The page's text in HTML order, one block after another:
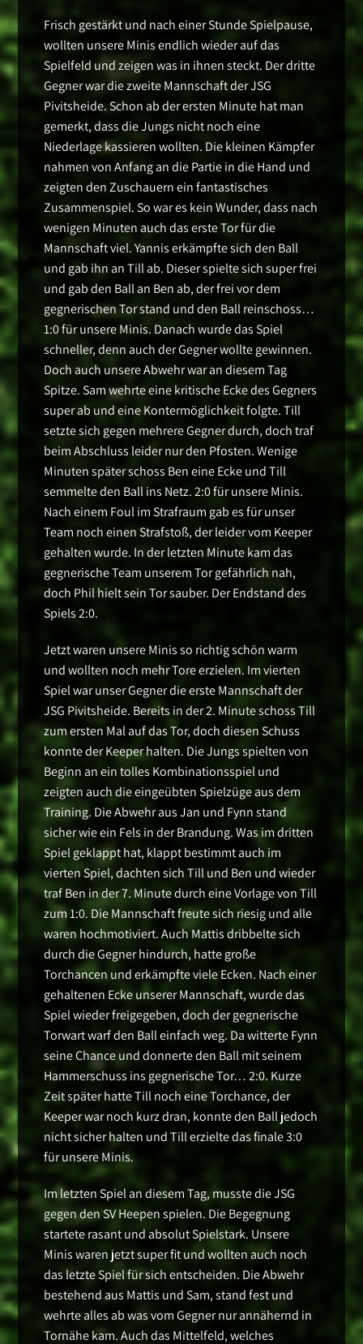
Frisch gestärkt und nach einer Stunde Spielpause,
wollten unsere Minis endlich wieder auf das
Spielfeld und zeigen was in ihnen steckt. Der dritte
Gegner war die zweite Mannschaft der JSG
Pivitsheide. Schon ab der ersten Minute hat man
gemerkt, dass die Jungs nicht noch eine
Niederlage kassieren wollten. Die kleinen Kämpfer
nahmen von Anfang an die Partie in die Hand und
zeigten den Zuschauern ein fantastisches
Zusammenspiel. So war es kein Wunder, dass nach
wenigen Minuten auch das erste Tor für die
Mannschaft viel. Yannis erkämpfte sich den Ball
und gab ihn an Till ab. Dieser spielte sich super frei
und gab den Ball an Ben ab, der frei vor dem
gegnerischen Tor stand und den Ball reinschoss…
1:0 für unsere Minis. Danach wurde das Spiel
schneller, denn auch der Gegner wollte gewinnen.
Doch auch unsere Abwehr war an diesem Tag
Spitze. Sam wehrte eine kritische Ecke des Gegners
super ab und eine Kontermöglichkeit folgte. Till
setzte sich gegen mehrere Gegner durch, doch traf
beim Abschluss leider nur den Pfosten. Wenige
Minuten später schoss Ben eine Ecke und Till
semmelte den Ball ins Netz. 2:0 für unsere Minis.
Nach einem Foul im Strafraum gab es für unser
Team noch einen Strafstoß, der leider vom Keeper
gehalten wurde. In der letzten Minute kam das
gegnerische Team unserem Tor gefährlich nah,
doch Phil hielt sein Tor sauber. Der Endstand des
Spiels 2:0.
Jetzt waren unsere Minis so richtig schön warm
und wollten noch mehr Tore erzielen. Im vierten
Spiel war unser Gegner die erste Mannschaft der
JSG Pivitsheide. Bereits in der 2. Minute schoss Till
zum ersten Mal auf das Tor, doch diesen Schuss
konnte der Keeper halten. Die Jungs spielten von
Beginn an ein tolles Kombinationsspiel und
zeigten auch die eingeübten Spielzüge aus dem
Training. Die Abwehr aus Jan und Fynn stand
sicher wie ein Fels in der Brandung. Was im dritten
Spiel geklappt hat, klappt bestimmt auch im
vierten Spiel, dachten sich Till und Ben und wieder
traf Ben in der 7. Minute durch eine Vorlage von Till
zum 1:0. Die Mannschaft freute sich riesig und alle
waren hochmotiviert. Auch Mattis dribbelte sich
durch die Gegner hindurch, hatte große
Torchancen und erkämpfte viele Ecken. Nach einer
gehaltenen Ecke unserer Mannschaft, wurde das
Spiel wieder freigegeben, doch der gegnerische
Torwart warf den Ball einfach weg. Da witterte Fynn
seine Chance und donnerte den Ball mit seinem
Hammerschuss ins gegnerische Tor… 2:0. Kurze
Zeit später hatte Till noch eine Torchance, der
Keeper war noch kurz dran, konnte den Ball jedoch
nicht sicher halten und Till erzielte das finale 3:0
für unsere Minis.
Im letzten Spiel an diesem Tag, musste die JSG
gegen den SV Heepen spielen. Die Begegnung
startete rasant und absolut Spielstark. Unsere
Minis waren jetzt super fit und wollten auch noch
das letzte Spiel für sich entscheiden. Die Abwehr
bestehend aus Mattis und Sam, stand fest und
wehrte alles ab was vom Gegner nur annähernd in
Tornähe kam. Auch das Mittelfeld, welches